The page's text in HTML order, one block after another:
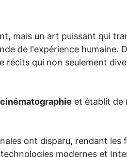
mais un art puissant qui
de l'expérience humaine.
récits qui non seulement
et établit de
ont disparu, rendant les
modernes et